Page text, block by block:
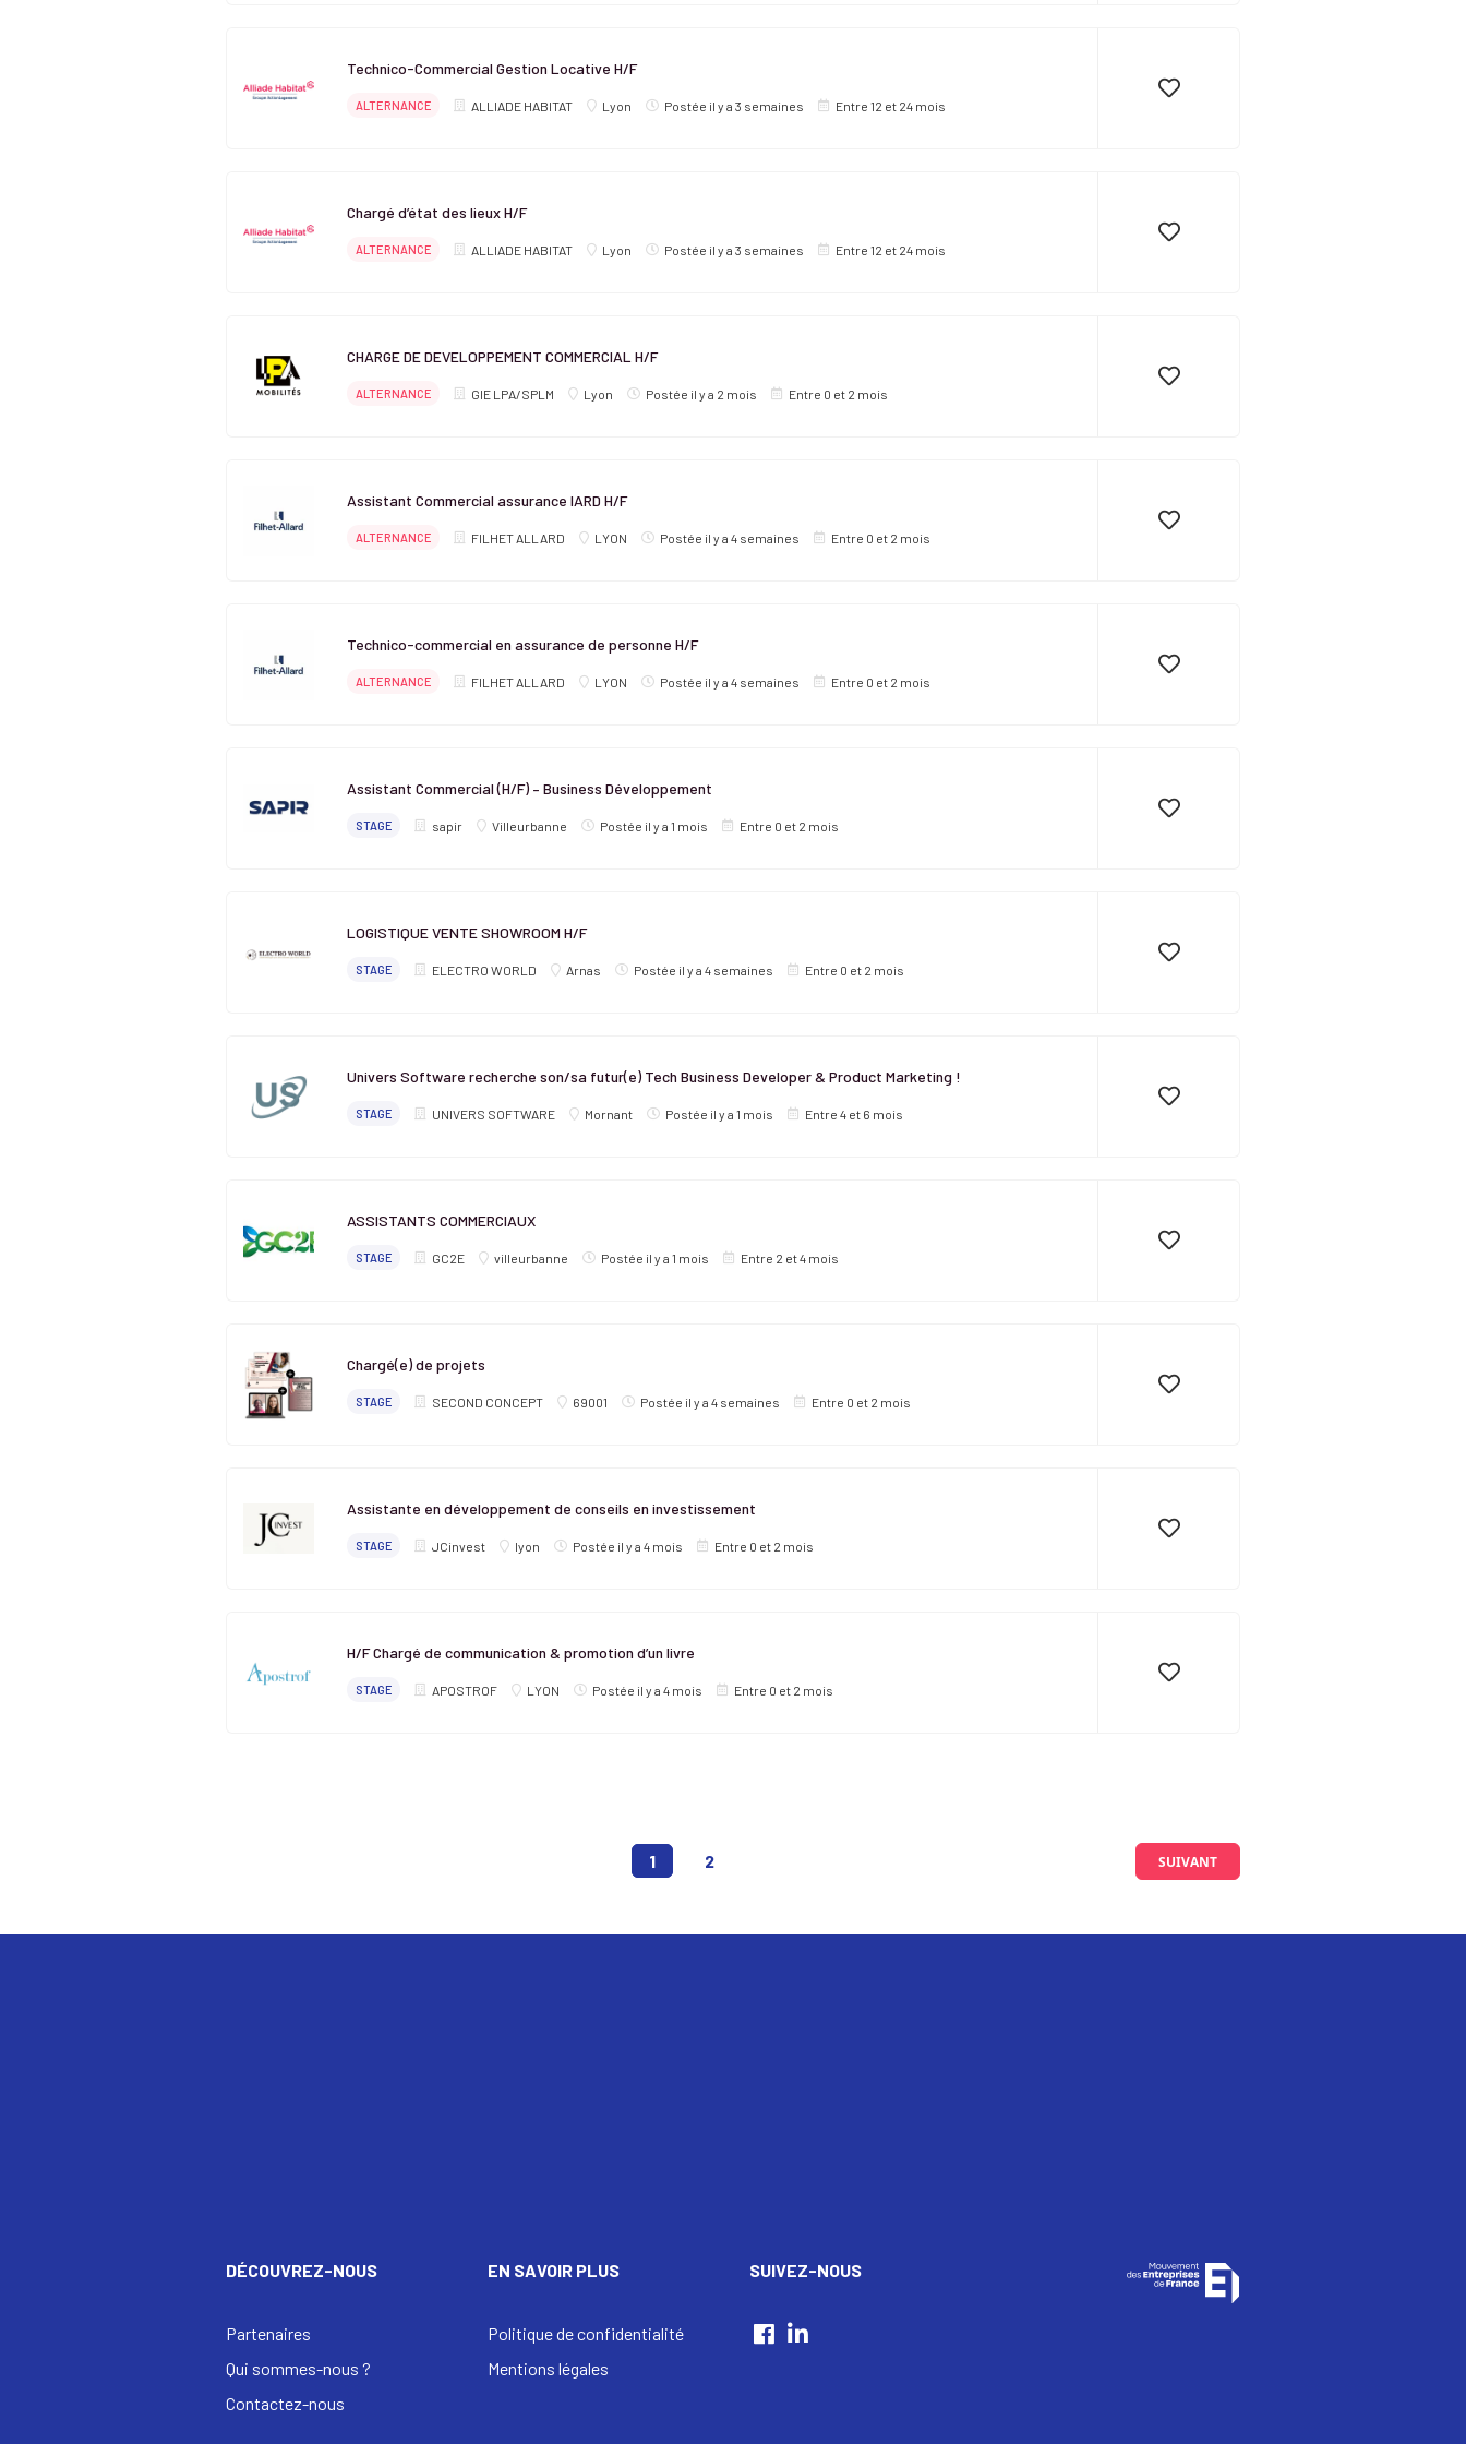
Technico-Commercial Gestion Locative H/F
ALTERNANCE ALLIADE HABITAT Lyon Postée il y a 3 semaines Entre 12 et 24 mois
Chargé d’état des lieux H/F
ALTERNANCE ALLIADE HABITAT Lyon Postée il y a 3 semaines Entre 12 et 24 mois
CHARGE DE DEVELOPPEMENT COMMERCIAL H/F
ALTERNANCE GIE LPA/SPLM Lyon Postée il y a 2 mois Entre 0 et 2 mois
Assistant Commercial assurance IARD H/F
ALTERNANCE FILHET ALLARD LYON Postée il y a 4 semaines Entre 0 et 2 mois
Technico-commercial en assurance de personne H/F
ALTERNANCE FILHET ALLARD LYON Postée il y a 4 semaines Entre 0 et 2 mois
Assistant Commercial (H/F) – Business Développement
STAGE sapir Villeurbanne Postée il y a 1 mois Entre 0 et 2 mois
LOGISTIQUE VENTE SHOWROOM H/F
STAGE ELECTRO WORLD Arnas Postée il y a 4 semaines Entre 0 et 2 mois
Univers Software recherche son/sa futur(e) Tech Business Developer & Product Marketing !
STAGE UNIVERS SOFTWARE Mornant Postée il y a 1 mois Entre 4 et 6 mois
ASSISTANTS COMMERCIAUX
STAGE GC2E villeurbanne Postée il y a 1 mois Entre 2 et 4 mois
Chargé(e) de projets
STAGE SECOND CONCEPT 69001 Postée il y a 4 semaines Entre 0 et 2 mois
Assistante en développement de conseils en investissement
STAGE JCinvest lyon Postée il y a 4 mois Entre 0 et 2 mois
H/F Chargé de communication & promotion d’un livre
STAGE APOSTROF LYON Postée il y a 4 mois Entre 0 et 2 mois
1(CURRENT)
2 SUIVANT
DÉCOUVREZ-NOUS
Partenaires
Qui sommes-nous ?
Contactez-nous
EN SAVOIR PLUS
Politique de confidentialité
Mentions légales
SUIVEZ-NOUS